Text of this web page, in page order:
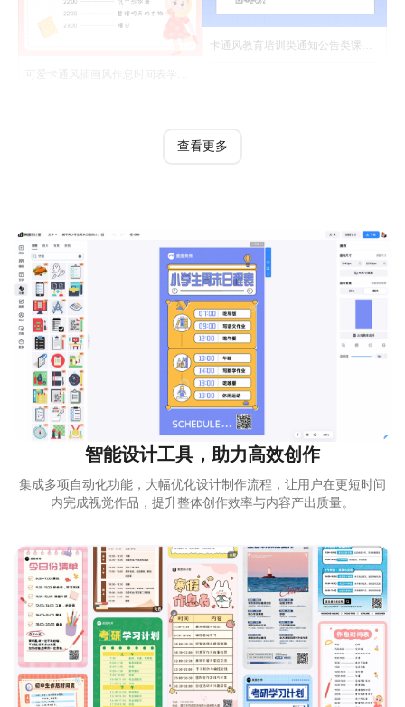
查看更多
智能设计工具，助力高效创作
集成多项自动化功能，大幅优化设计制作流程，让用户在更短时间
内完成视觉作品，提升整体创作效率与内容产出质量。